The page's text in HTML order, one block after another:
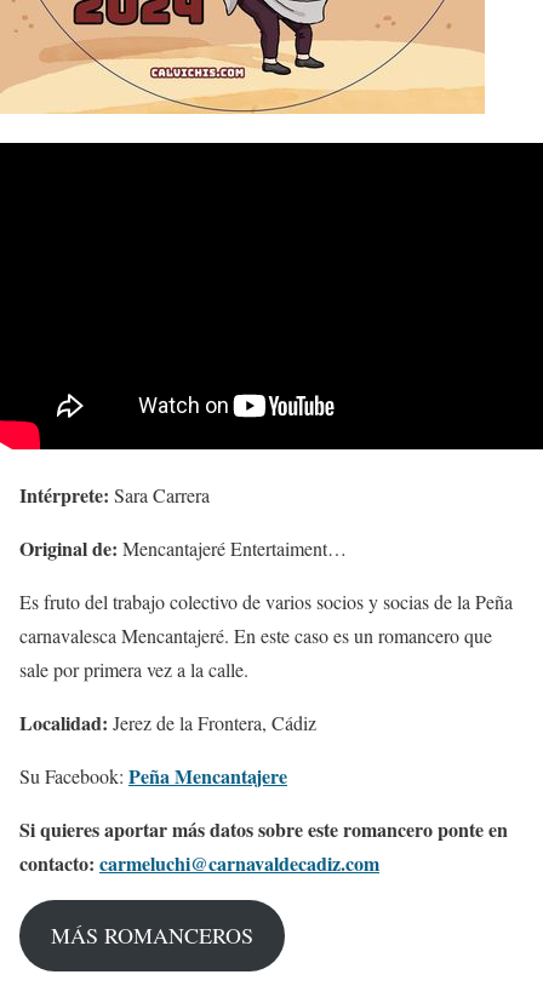
Intérprete: Sara Carrera
Original de: Mencantajeré Entertaiment…
Es fruto del trabajo colectivo de varios socios y socias de la Peña
carnavalesca Mencantajeré. En este caso es un romancero que
sale por primera vez a la calle.
Localidad: Jerez de la Frontera, Cádiz
Su Facebook: Peña Mencantajere
Si quieres aportar más datos sobre este romancero ponte en
contacto: carmeluchi@carnavaldecadiz.com
MÁS ROMANCEROS